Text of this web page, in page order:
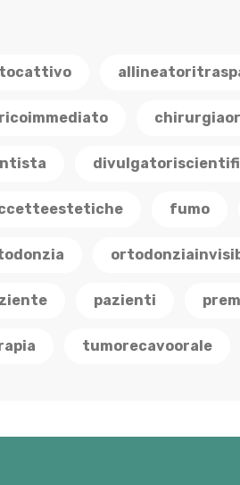
fumo
pazienti
tumorecavoorale